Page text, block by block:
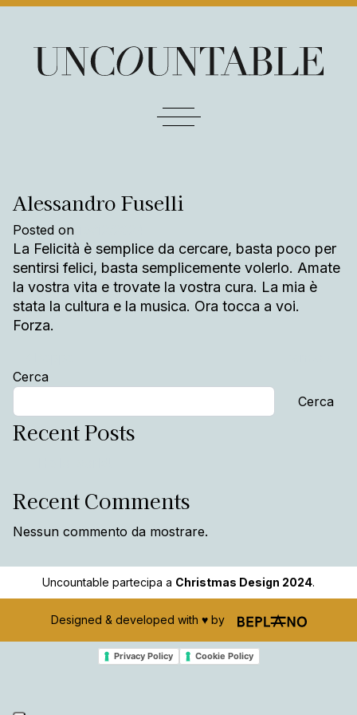
Alessandro Fuselli
Posted on
La Felicità è semplice da cercare, basta poco per
sentirsi felici, basta semplicemente volerlo. Amate
la vostra vita e trovate la vostra cura. La mia è
stata la cultura e la musica. Ora tocca a voi.
Forza.
Cerca
Cerca
Recent Posts
Recent Comments
Nessun commento da mostrare.
Uncountable partecipa a Christmas Design 2024.
Designed & developed with ♥️ by
Privacy Policy Cookie Policy